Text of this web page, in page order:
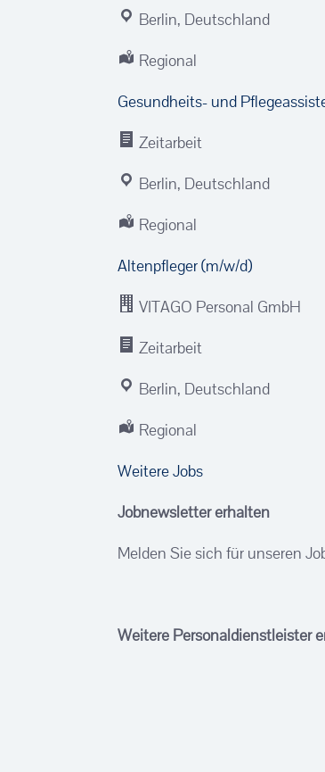
Berlin, Deutschland
Regional
Gesundheits- und
Zeitarbeit
Berlin, Deutschland
Regional
Altenpfleger (m/w/d)
VITAGO Personal GmbH
Zeitarbeit
Berlin, Deutschland
Regional
Weitere Jobs
Jobnewsletter erhalten
Melden Sie sich für unseren
Weitere Personaldienstleister